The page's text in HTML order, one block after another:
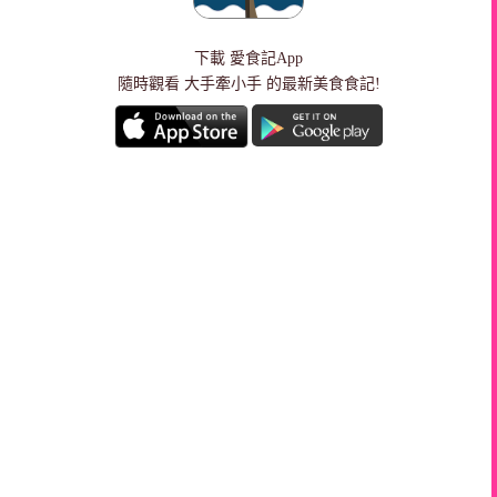
下載 愛食記App
隨時觀看 大手牽小手 的最新美食食記!